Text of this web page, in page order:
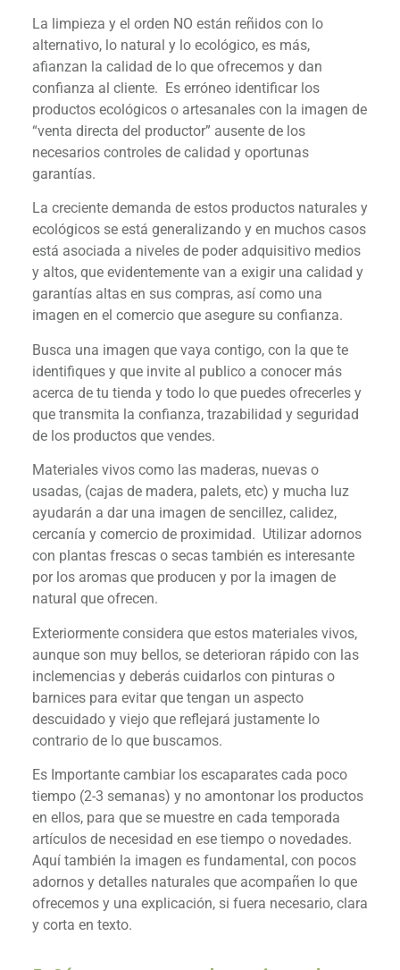
La limpieza y el orden NO están reñidos con lo
alternativo, lo natural y lo ecológico, es más,
afianzan la calidad de lo que ofrecemos y dan
confianza al cliente. Es erróneo identificar los
productos ecológicos o artesanales con la imagen de
“venta directa del productor” ausente de los
necesarios controles de calidad y oportunas
garantías.
La creciente demanda de estos productos naturales y
ecológicos se está generalizando y en muchos casos
está asociada a niveles de poder adquisitivo medios
y altos, que evidentemente van a exigir una calidad y
garantías altas en sus compras, así como una
imagen en el comercio que asegure su confianza.
Busca una imagen que vaya contigo, con la que te
identifiques y que invite al publico a conocer más
acerca de tu tienda y todo lo que puedes ofrecerles y
que transmita la confianza, trazabilidad y seguridad
de los productos que vendes.
Materiales vivos como las maderas, nuevas o
usadas, (cajas de madera, palets, etc) y mucha luz
ayudarán a dar una imagen de sencillez, calidez,
cercanía y comercio de proximidad. Utilizar adornos
con plantas frescas o secas también es interesante
por los aromas que producen y por la imagen de
natural que ofrecen.
Exteriormente considera que estos materiales vivos,
aunque son muy bellos, se deterioran rápido con las
inclemencias y deberás cuidarlos con pinturas o
barnices para evitar que tengan un aspecto
descuidado y viejo que reflejará justamente lo
contrario de lo que buscamos.
Es Importante cambiar los escaparates cada poco
tiempo (2-3 semanas) y no amontonar los productos
en ellos, para que se muestre en cada temporada
artículos de necesidad en ese tiempo o novedades.
Aquí también la imagen es fundamental, con pocos
adornos y detalles naturales que acompañen lo que
ofrecemos y una explicación, si fuera necesario, clara
y corta en texto.